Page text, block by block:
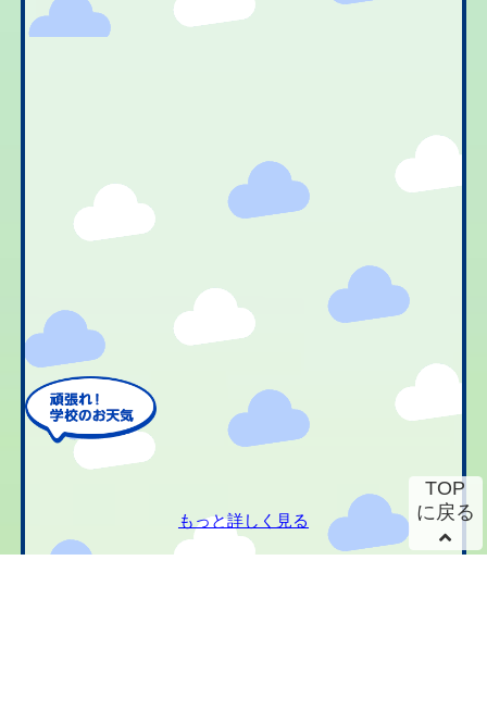
もっと詳しく見る
TOP
に戻る